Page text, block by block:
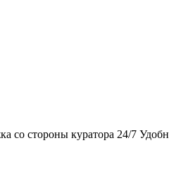
со стороны куратора 24/7